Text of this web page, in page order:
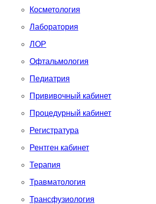
Косметология
Лаборатория
ЛОР
Офтальмология
Педиатрия
Прививочный кабинет
Процедурный кабинет
Регистратура
Рентген кабинет
Терапия
Травматология
Трансфузиология